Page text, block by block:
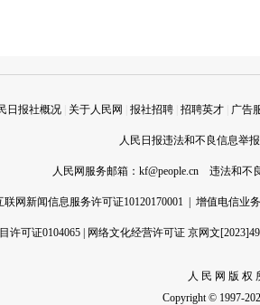
日报社概况 关于人民网 报社招聘 招聘英才 广告
人民日报违法和不良信息举
人民网服务邮箱： kf@people.cn 违法和不
联网新闻信息服务许可证10120170001 增值电信业
许可证0104065 网络文化经营许可证 京网文
人 民 网 版 权
Copyright © 1997-